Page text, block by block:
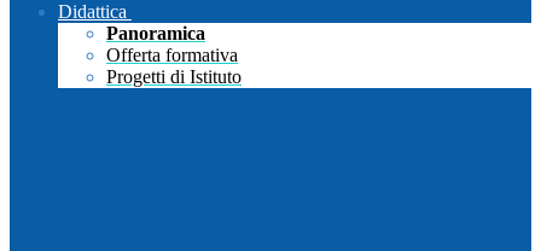
Didattica
Panoramica
Offerta formativa
Progetti di Istituto